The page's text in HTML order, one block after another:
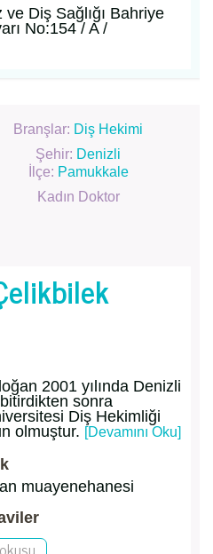
Diş Sağlığı Bahriye
No:154 / A /
Branşlar: Diş Hekimi
Şehir: Denizli
İlçe: Pamukkale
Kadın Doktor
2001 yılında Denizli
sonra
Diş Hekimliği
olmuştur. [Devamını Oku]
muayenehanesi